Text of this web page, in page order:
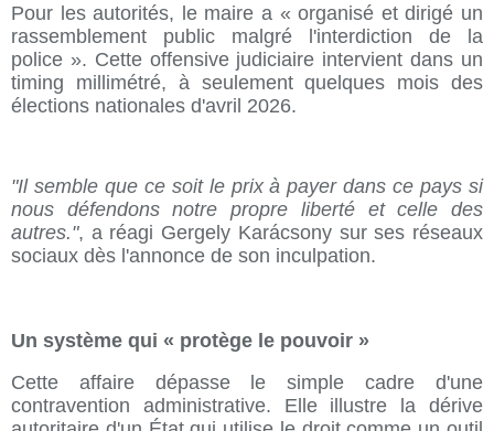
Pour les autorités, le maire a « organisé et dirigé un
rassemblement public malgré l'interdiction de la
police ». Cette offensive judiciaire intervient dans un
timing millimétré, à seulement quelques mois des
élections nationales d'avril 2026.
"Il semble que ce soit le prix à payer dans ce pays si
nous défendons notre propre liberté et celle des
autres.", a réagi Gergely Karácsony sur ses réseaux
sociaux dès l'annonce de son inculpation.
Un système qui « protège le pouvoir »
Cette affaire dépasse le simple cadre d'une
contravention administrative. Elle illustre la dérive